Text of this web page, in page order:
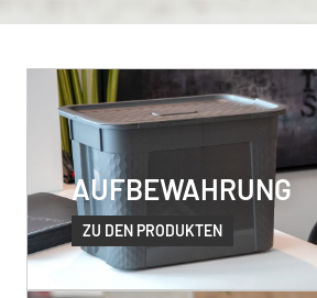
AUFBEWAHRUNG
ZU DEN PRODUKTEN